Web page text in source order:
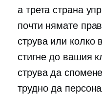
a трета страна
почти нямате
струва или
стигне до вашия
струва да
трудно да